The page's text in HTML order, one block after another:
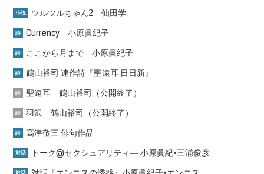
小説 ツルツルちゃん2 仙田学
詩 Currency 小原眞紀子
詩 ここから月まで 小原眞紀子
詩 鶴山裕司 連作詩『聖遠耳 日日新』
詩 聖遠耳 鶴山裕司（公開終了）
詩 羽沢 鶴山裕司（公開終了）
詩 高津敬三 俳句作品
対話 トーク@セクシュアリティ― 小原眞紀×三浦俊彦